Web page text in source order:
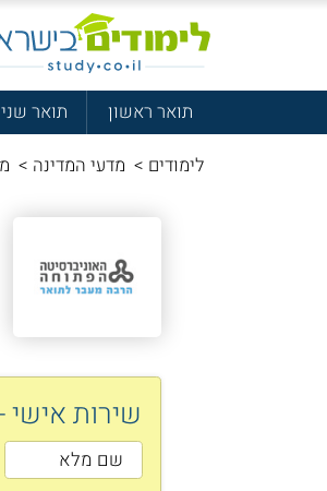
תואר ראשון תואר שני
לימודים > מדעי המדינה >
שירות